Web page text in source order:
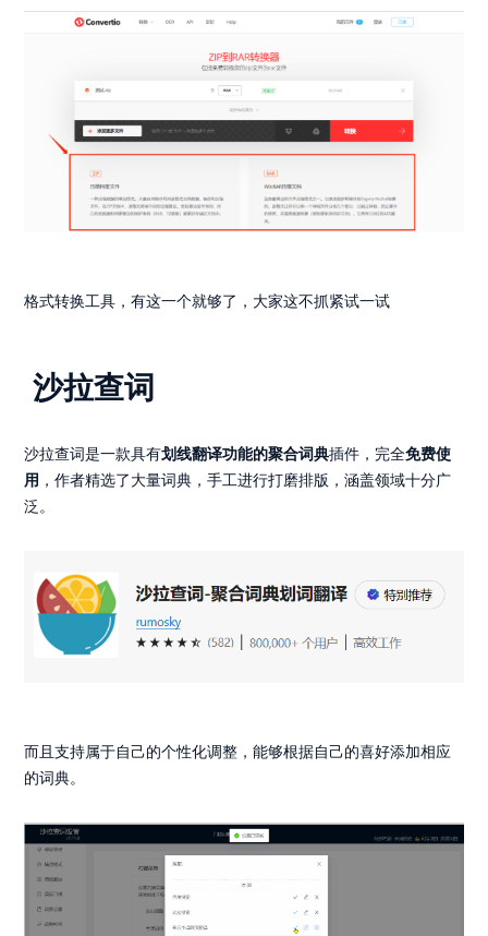
格式转换工具，有这一个就够了，大家这不抓紧试一试
沙拉查词
沙拉查词是一款具有划线翻译功能的聚合词典插件，完全免费使
用 ，作者精选了大量词典，手工进行打磨排版，涵盖领域十分广
泛。
而且支持属于自己的个性化调整，能够根据自己的喜好添加相应
的词典。